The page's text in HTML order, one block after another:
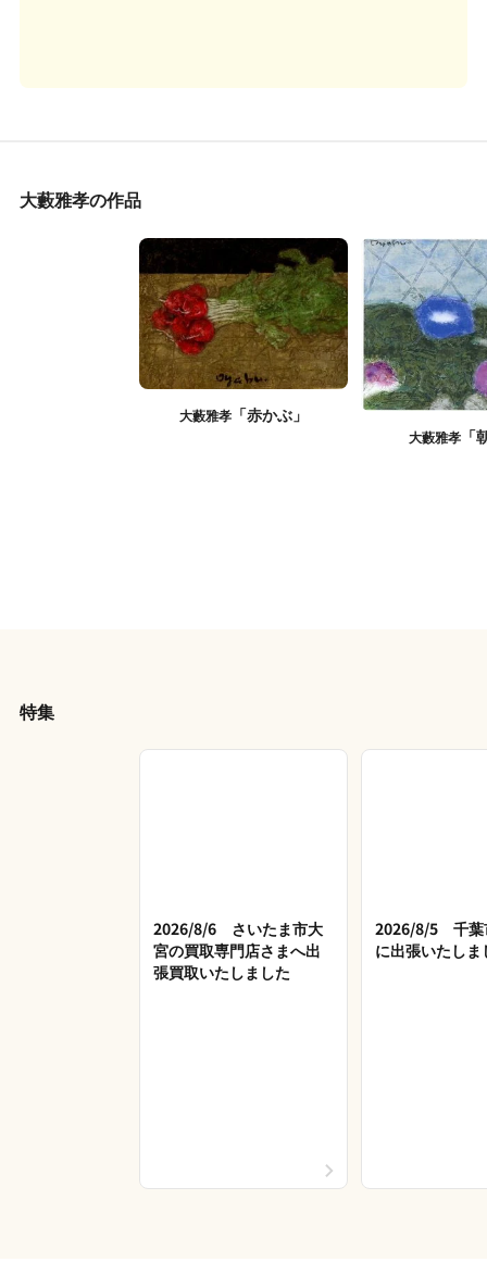
大藪雅孝の作品
大藪雅孝 「赤かぶ」
大藪雅孝 「
特集
2026/8/6 さいたま市大
宮の買取専門店さまへ出
張買取いたしました
2026/8/5 千葉
に出張いたしま